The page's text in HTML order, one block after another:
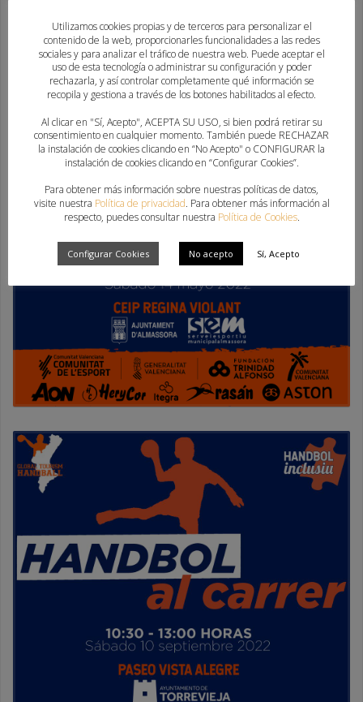
Utilizamos cookies propias y de terceros para personalizar el
contenido de la web, proporcionarles funcionalidades a las redes
sociales y para analizar el tráfico de nuestra web. Puede aceptar el
uso de esta tecnología o administrar su configuración y poder
rechazarla, y así controlar completamente qué información se
recopila y gestiona a través de los botones habilitados al efecto.
Al clicar en "Sí, Acepto", ACEPTA SU USO, si bien podrá retirar su
consentimiento en cualquier momento. También puede RECHAZAR
la instalación de cookies clicando en “No Acepto" o CONFIGURAR la
instalación de cookies clicando en “Configurar Cookies”.
Para obtener más información sobre nuestras políticas de datos,
visite nuestra Política de privacidad. Para obtener más información al
respecto, puedes consultar nuestra Política de Cookies.
Configurar Cookies No acepto Sí, Acepto